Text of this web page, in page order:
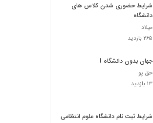
شرایط حضوری شدن کلاس ‎های
دانشگاه
میلاد
۲۶۵ بازدید
جهان بدون دانشگاه !
حق پو
۱۳ بازدید
شرایط ثبت نام دانشگاه علوم انتظامی